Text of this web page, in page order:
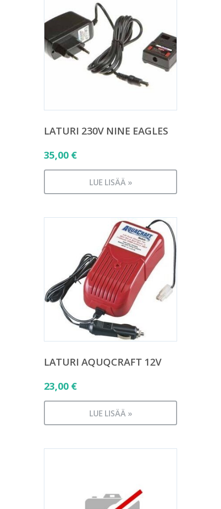
LATURI 230V NINE EAGLES
35,00 €
LUE LISÄÄ »
LATURI AQUQCRAFT 12V
23,00 €
LUE LISÄÄ »